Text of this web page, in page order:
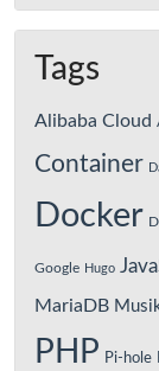
Tags
Alibaba Cloud
Container
Docker
Google Hugo
MariaDB
PHP Pi-hole